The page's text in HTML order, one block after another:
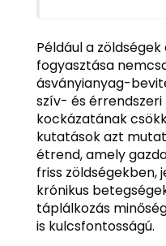
Például a
fogyasztása
ásványianyag-
szív- és
kockázatának
kutatások azt
étrend, amely
friss zöldségekben,
krónikus
táplálkozás
is kulcsfontosságú.